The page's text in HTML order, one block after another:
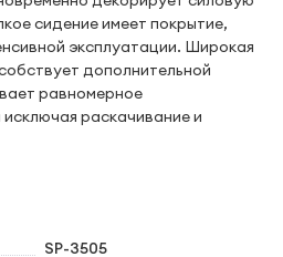
сидение имеет покрытие,
эксплуатации. Широкая
дополнительной
равномерное
раскачивание и
SP-3505